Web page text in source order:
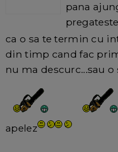
pana
ca o sa te termin cu
din timp cand fac
nu ma descurc...sau o
apelez